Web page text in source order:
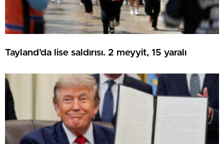
Tayland’da lise saldırısı. 2 meyyit, 15 yaralı